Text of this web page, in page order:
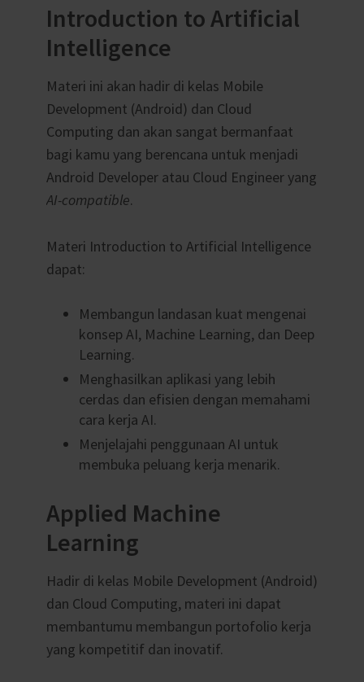
Introduction to Artificial
Intelligence
Materi ini akan hadir di kelas Mobile
Development (Android) dan Cloud
Computing dan akan sangat bermanfaat
bagi kamu yang berencana untuk menjadi
Android Developer atau Cloud Engineer yang
AI-compatible.
Materi Introduction to Artificial Intelligence
dapat:
Membangun landasan kuat mengenai
konsep AI, Machine Learning, dan Deep
Learning.
Menghasilkan aplikasi yang lebih
cerdas dan efisien dengan memahami
cara kerja AI.
Menjelajahi penggunaan AI untuk
membuka peluang kerja menarik.
Applied Machine
Learning
Hadir di kelas Mobile Development (Android)
dan Cloud Computing, materi ini dapat
membantumu membangun portofolio kerja
yang kompetitif dan inovatif.